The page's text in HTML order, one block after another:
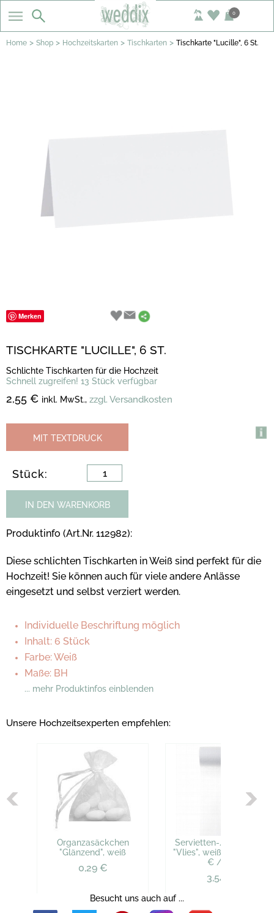
0
Home > Shop > Hochzeitskarten > Tischkarten > Tischkarte "Lucille", 6 St.
Merken
TISCHKARTE "LUCILLE", 6 ST.
Schlichte Tischkarten für die Hochzeit
Schnell zugreifen! 13 Stück verfügbar
2,55 € inkl. MwSt., zzgl. Versandkosten
MIT TEXTDRUCK
Stück:
IN DEN WARENKORB
Produktinfo (Art.Nr. 112982):
Diese schlichten Tischkarten in Weiß sind perfekt für die
Hochzeit! Sie können auch für viele andere Anlässe
eingesetzt und selbst verziert werden.
Individuelle Beschriftung möglich
Inhalt: 6 Stück
Farbe: Weiß
Maße: BH
... mehr Produktinfos einblenden
Unsere Hochzeitsexperten empfehlen:
Organzasäckchen
"Glänzend", weiß
0,29 €
Servietten-/Tischband
"Vlies", weiß, 10 m, (0,35
€ / m)
3,54 €
Besucht uns auch auf ...